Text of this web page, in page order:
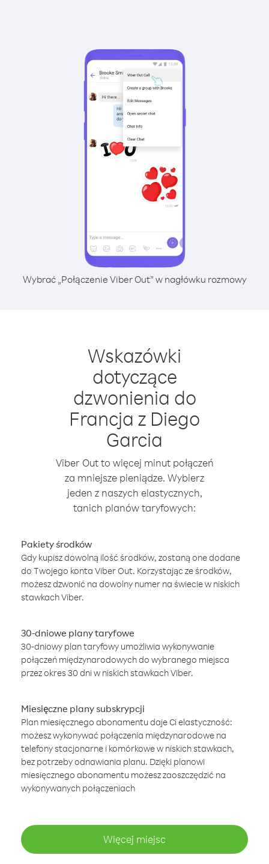
Wybrać „Połączenie Viber Out” w nagłówku rozmowy
Wskazówki
dotyczące
dzwonienia do
Francja z Diego
Garcia
Viber Out to więcej minut połączeń
za mniejsze pieniądze. Wybierz
jeden z naszych elastycznych,
tanich planów taryfowych:
Pakiety środków
Gdy kupisz dowolną ilość środków, zostaną one dodane
do Twojego konta Viber Out. Korzystając ze środków,
możesz dzwonić na dowolny numer na świecie w niskich
stawkach Viber.
30-dniowe plany taryfowe
30-dniowy plan taryfowy umożliwia wykonywanie
połączeń międzynarodowych do wybranego miejsca
przez okres 30 dni w niskich stawkach Viber.
Miesięczne plany subskrypcji
Plan miesięcznego abonamentu daje Ci elastyczność:
możesz wykonywać połączenia międzynarodowe na
telefony stacjonarne i komórkowe w niskich stawkach,
bez potrzeby odnawiania planu. Dzięki planowi
miesięcznego abonamentu możesz zaoszczędzić na
wykonywanych połączeniach
Więcej miejsc